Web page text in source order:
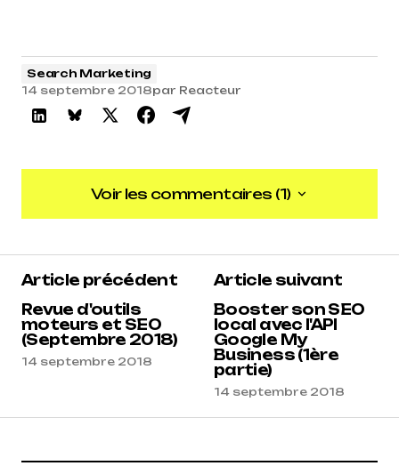
Search Marketing
14 septembre 2018par Reacteur
Voir les commentaires (1)
Voir les commentaires (1)
5
Reacteur
14 septembre 2018 à 8 h 05 min
Répondre
Article précédent
Revue d'outils
moteurs et SEO
(Septembre 2018)
14 septembre 2018
Article suivant
Booster son SEO
local avec l'API
Google My
Business (1ère
partie)
14 septembre 2018